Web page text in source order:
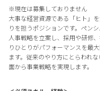
※現在は募集しておりません
大事な経営資源である「ヒト」
りを担うポジションです。ペン
人事戦略を立案し、採用や研修
りひとりがパフォーマンスを最
ます。従来のやり方にとらわれ
面から事業戦略を実現します。